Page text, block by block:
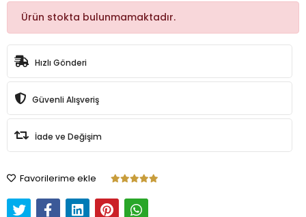
Ürün stokta bulunmamaktadır.
Hızlı Gönderi
Güvenli Alışveriş
İade ve Değişim
Favorilerime ekle